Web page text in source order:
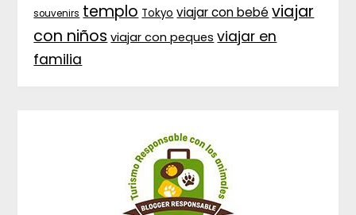
souvenirs templo Tokyo viajar con bebé viajar
con niños viajar con peques viajar en
familia